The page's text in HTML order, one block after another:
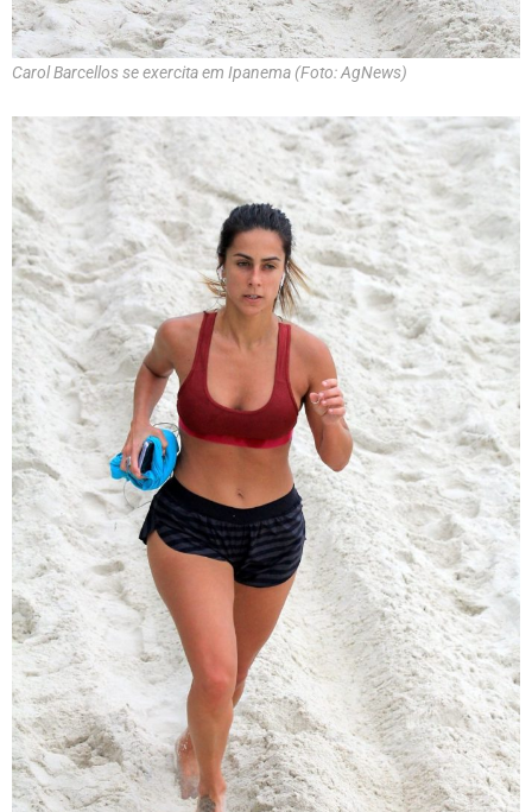
Carol Barcellos se exercita em Ipanema (Foto: AgNews)